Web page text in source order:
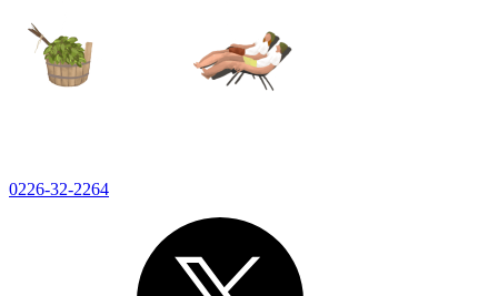
0226-32-2264